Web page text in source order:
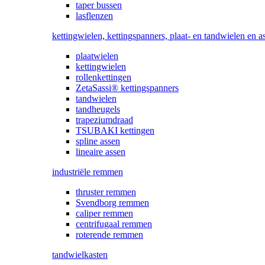
taper bussen
lasflenzen
kettingwielen, kettingspanners, plaat- en tandwielen en
plaatwielen
kettingwielen
rollenkettingen
ZetaSassi® kettingspanners
tandwielen
tandheugels
trapeziumdraad
TSUBAKI kettingen
spline assen
lineaire assen
industriële remmen
thruster remmen
Svendborg remmen
caliper remmen
centrifugaal remmen
roterende remmen
tandwielkasten